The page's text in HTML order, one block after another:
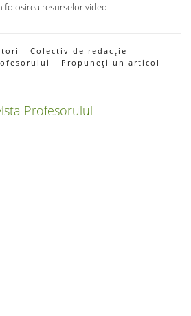
folosirea resurselor video
Colectiv de redacție
Propuneți un articol
Profesorului